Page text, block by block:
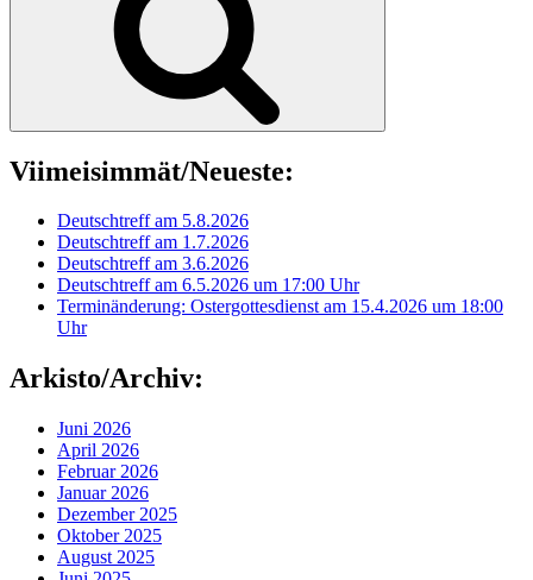
Viimeisimmät/Neueste:
Deutschtreff am 5.8.2026
Deutschtreff am 1.7.2026
Deutschtreff am 3.6.2026
Deutschtreff am 6.5.2026 um 17:00 Uhr
Terminänderung: Ostergottesdienst am 15.4.2026 um 18:00
Uhr
Arkisto/Archiv:
Juni 2026
April 2026
Februar 2026
Januar 2026
Dezember 2025
Oktober 2025
August 2025